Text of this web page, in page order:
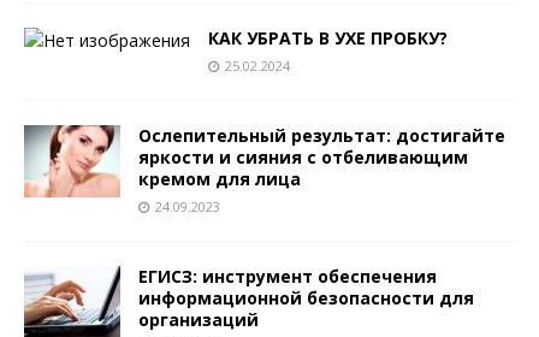
КАК УБРАТЬ В УХЕ ПРОБКУ?
25.02.2024
Ослепительный результат: достигайте
яркости и сияния с отбеливающим
кремом для лица
24.09.2023
ЕГИСЗ: инструмент обеспечения
информационной безопасности для
организаций